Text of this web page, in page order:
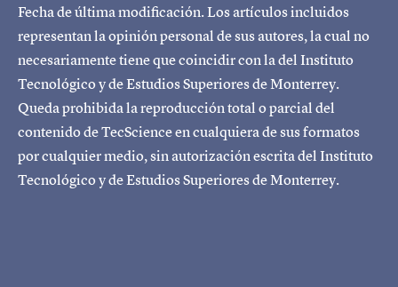
Fecha de última modificación. Los artículos incluidos
representan la opinión personal de sus autores, la cual no
necesariamente tiene que coincidir con la del Instituto
Tecnológico y de Estudios Superiores de Monterrey.
Queda prohibida la reproducción total o parcial del
contenido de TecScience en cualquiera de sus formatos
por cualquier medio, sin autorización escrita del Instituto
Tecnológico y de Estudios Superiores de Monterrey.